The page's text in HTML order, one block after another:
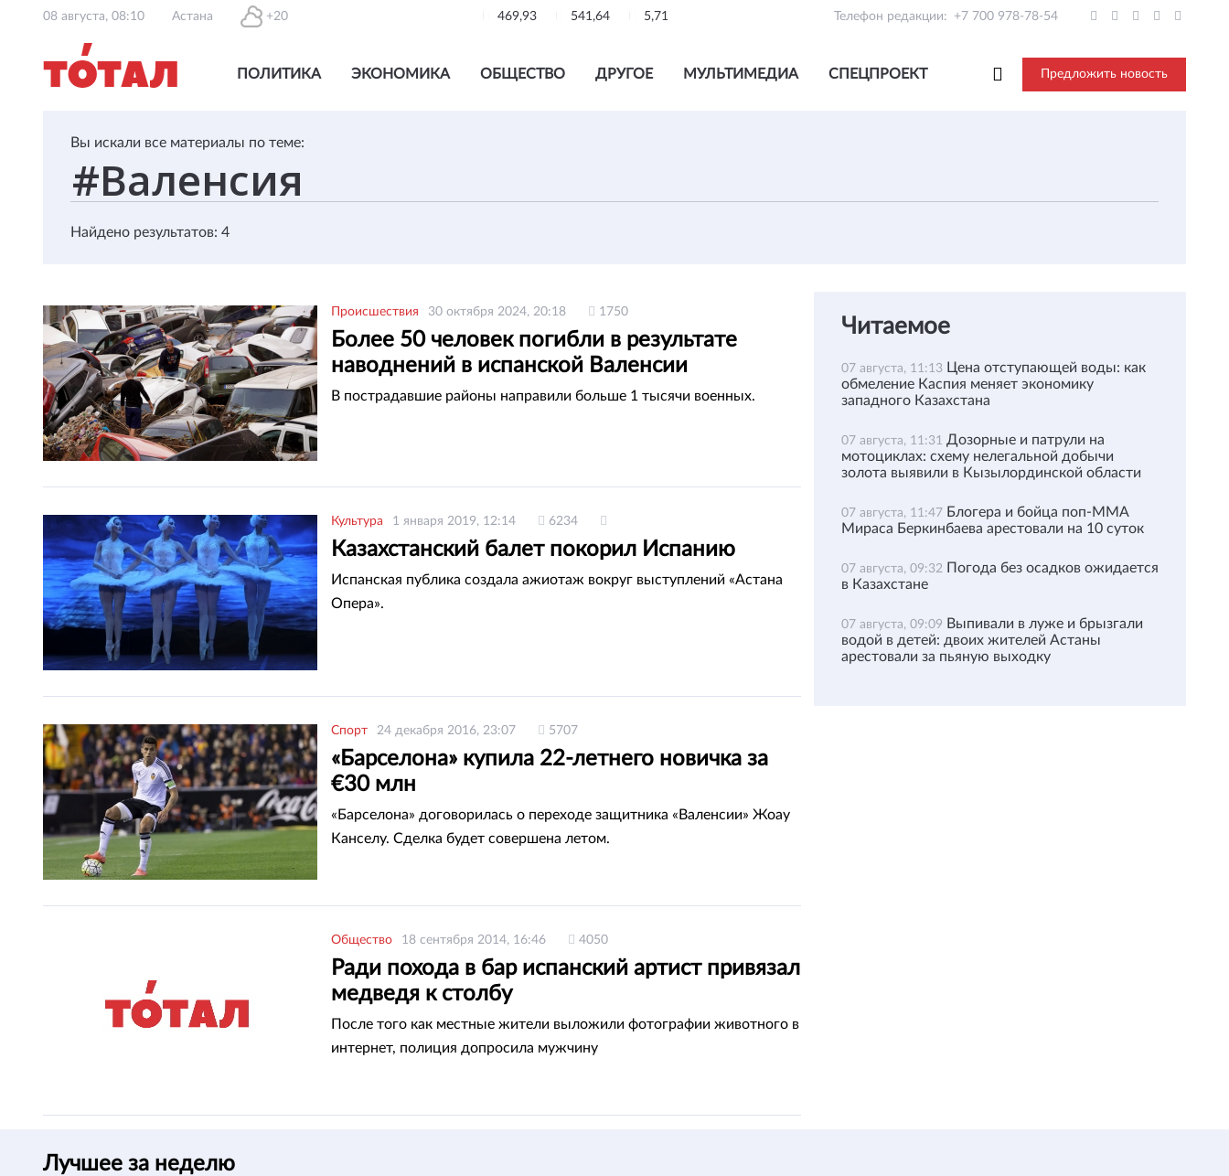
08 августа, 08:10 Астана +20 469,93 541,64 5,71 Телефон редакции: +7 700 978-78-54
ПОЛИТИКА ЭКОНОМИКА ОБЩЕСТВО ДРУГОЕ МУЛЬТИМЕДИА СПЕЦПРОЕКТ Предложить новость
Вы искали все материалы по теме:
Найдено результатов: 4
Происшествия 30 октября 2024, 20:18 1750
Более 50 человек погибли в результате
наводнений в испанской Валенсии
В пострадавшие районы направили больше 1 тысячи военных.
Культура 1 января 2019, 12:14 6234
Казахстанский балет покорил Испанию
Испанская публика создала ажиотаж вокруг выступлений «Астана
Опера».
Спорт 24 декабря 2016, 23:07 5707
«Барселона» купила 22-летнего новичка за
€30 млн
«Барселона» договорилась о переходе защитника «Валенсии» Жоау
Канселу. Сделка будет совершена летом.
Общество 18 сентября 2014, 16:46 4050
Ради похода в бар испанский артист привязал
медведя к столбу
После того как местные жители выложили фотографии животного в
интернет, полиция допросила мужчину
Читаемое
07 августа, 11:13 Цена отступающей воды: как
обмеление Каспия меняет экономику
западного Казахстана
07 августа, 11:31 Дозорные и патрули на
мотоциклах: схему нелегальной добычи
золота выявили в Кызылординской области
07 августа, 11:47 Блогера и бойца поп-ММА
Мираса Беркинбаева арестовали на 10 суток
07 августа, 09:32 Погода без осадков ожидается
в Казахстане
07 августа, 09:09 Выпивали в луже и брызгали
водой в детей: двоих жителей Астаны
арестовали за пьяную выходку
Лучшее за неделю